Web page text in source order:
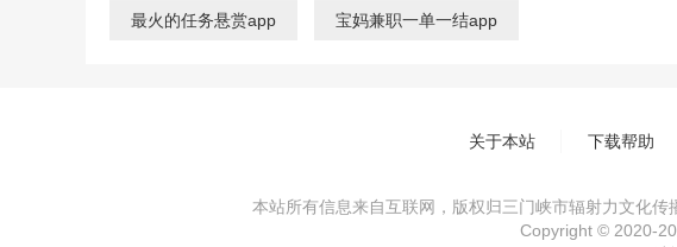
最火的任务悬赏app 宝妈兼职一单一结app
关于本站 下载帮助
本站所有信息来自互联网，版权归三门峡市辐射力文化
Copyright © 2020-